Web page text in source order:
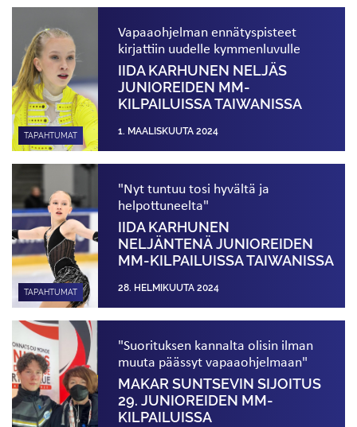
TAPAHTUMAT
Vapaaohjelman ennätyspisteet
kirjattiin uudelle kymmenluvulle
IIDA KARHUNEN NELJÄS
JUNIOREIDEN MM-
KILPAILUISSA TAIWANISSA
1. MAALISKUUTA 2024
TAPAHTUMAT
"Nyt tuntuu tosi hyvältä ja
helpottuneelta"
IIDA KARHUNEN
NELJÄNTENÄ JUNIOREIDEN
MM-KILPAILUISSA TAIWANISSA
28. HELMIKUUTA 2024
"Suorituksen kannalta olisin ilman
muuta päässyt vapaaohjelmaan"
MAKAR SUNTSEVIN SIJOITUS
29. JUNIOREIDEN MM-
KILPAILUISSA